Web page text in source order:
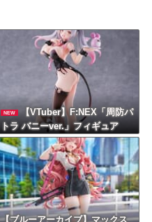
NEW
【VTuber】F:NEX「周防パ
トラ バニーver.」フィギュア
【予約開始】
【ブルーアーカイブ】マックス